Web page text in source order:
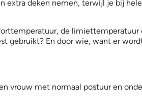
extra deken nemen, terwijl je bij
de
gebruikt? En door wie, want er
vrouw met normaal postuur en